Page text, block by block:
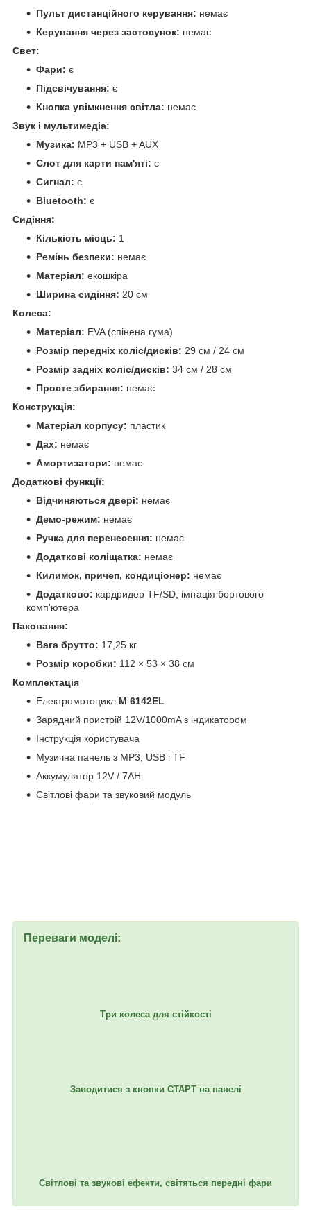
Пульт дистанційного керування: немає
Керування через застосунок: немає
Свет:
Фари: є
Підсвічування: є
Кнопка увімкнення світла: немає
Звук і мультимедіа:
Музика: MP3 + USB + AUX
Слот для карти пам'яті: є
Сигнал: є
Bluetooth: є
Сидіння:
Кількість місць: 1
Ремінь безпеки: немає
Матеріал: екошкіра
Ширина сидіння: 20 см
Колеса:
Матеріал: EVA (спінена гума)
Розмір передніх коліс/дисків: 29 см / 24 см
Розмір задніх коліс/дисків: 34 см / 28 см
Просте збирання: немає
Конструкція:
Матеріал корпусу: пластик
Дах: немає
Амортизатори: немає
Додаткові функції:
Відчиняються двері: немає
Демо-режим: немає
Ручка для перенесення: немає
Додаткові коліщатка: немає
Килимок, причеп, кондиціонер: немає
Додатково: кардридер TF/SD, імітація бортового
комп'ютера
Паковання:
Вага брутто: 17,25 кг
Розмір коробки: 112 × 53 × 38 см
Комплектація
Електромотоцикл M 6142EL
Зарядний пристрій 12V/1000mA з індикатором
Інструкція користувача
Музична панель з MP3, USB і TF
Аккумулятор 12V / 7AH
Світлові фари та звуковий модуль
Переваги моделі:
Три колеса для стійкості
Заводитися з кнопки СТАРТ на панелі
Світлові та звукові ефекти, світяться передні фари